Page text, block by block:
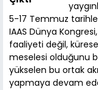
5-17 Temmuz
IAAS Dünya
faaliyeti değil,
meselesi olduğunu
yükselen bu ortak
yapmaya devam